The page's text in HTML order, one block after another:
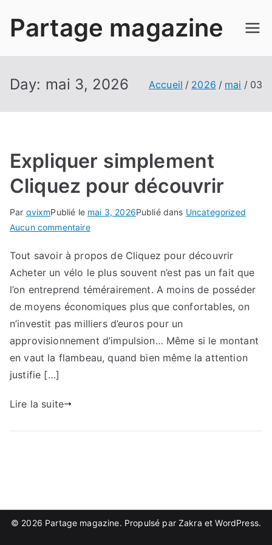
Partage magazine
Day: mai 3, 2026 Accueil 2026 mai 03
Expliquer simplement
Cliquez pour découvrir
Par qvixmPublié le mai 3, 2026Publié dans Uncategorized
Aucun commentairesur
simplement
Cliquez
pour
découvrir
Tout savoir à propos de Cliquez pour découvrir
Acheter un vélo le plus souvent n’est pas un fait que
l’on entreprend témérairement. A moins de posséder
de moyens économiques plus que confortables, on
n’investit pas milliers d’euros pour un
approvisionnement d’impulsion… Même si le montant
en vaut la flambeau, quand bien même la attention
justifie […]
Lire la suite
© 2026 Partage magazine. Propulsé par Zakra etWordPress.